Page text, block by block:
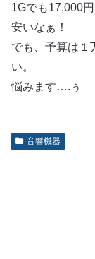
1Gでも17,000円
安いなぁ！
でも、予算は１
い。
悩みます….ぅ
音響機器